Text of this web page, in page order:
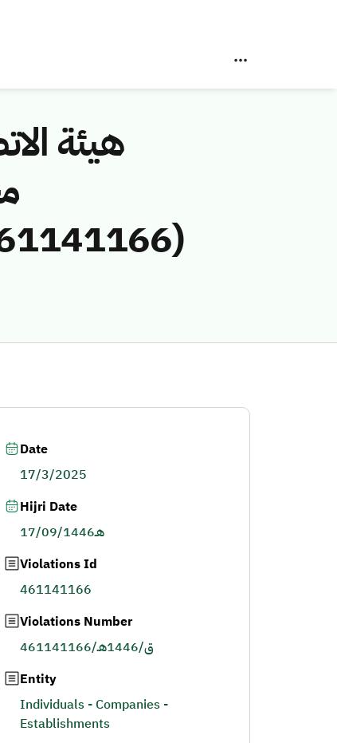
هيئة
Date
17/3/2025
Hijri Date
17/09/1446هـ
Violations Id
461141166
Violations Number
461141166/ق/1446هـ
Entity
Individuals - Companies -
Establishments